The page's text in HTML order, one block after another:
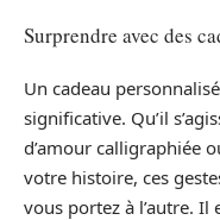
Surprendre avec des
Un cadeau
significative. Qu’il
d’amour calligraphiée
votre histoire, ces
vous portez à l’autre.